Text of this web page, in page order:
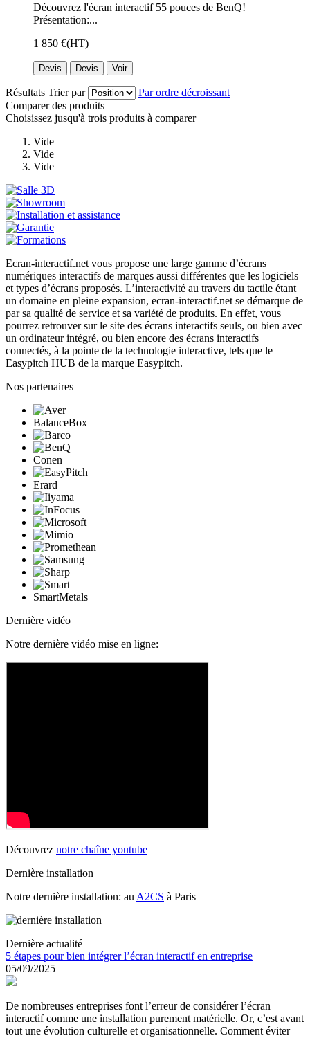
Découvrez l'écran interactif 55 pouces de BenQ!
Présentation:...
1 850 €(HT)
Devis Devis Voir
Résultats Trier par
Par ordre décroissant
Comparer des produits
Choisissez jusqu'à trois produits à comparer
Vide
Vide
Vide
Ecran-interactif.net vous propose une large gamme d’écrans
numériques interactifs de marques aussi différentes que les logiciels
et types d’écrans proposés. L’interactivité au travers du tactile étant
un domaine en pleine expansion, ecran-interactif.net se démarque de
par sa qualité de service et sa variété de produits. En effet, vous
pourrez retrouver sur le site des écrans interactifs seuls, ou bien avec
un ordinateur intégré, ou bien encore des écrans interactifs
connectés, à la pointe de la technologie interactive, tels que le
Easypitch HUB de la marque Easypitch.
Nos partenaires
BalanceBox
Conen
Erard
SmartMetals
Dernière vidéo
Notre dernière vidéo mise en ligne:
Découvrez notre chaîne youtube
Dernière installation
Notre dernière installation: au A2CS à Paris
Dernière actualité
5 étapes pour bien intégrer l’écran interactif en entreprise
05/09/2025
De nombreuses entreprises font l’erreur de considérer l’écran
interactif comme une installation purement matérielle. Or, c’est avant
tout une évolution culturelle et organisationnelle. Comment éviter